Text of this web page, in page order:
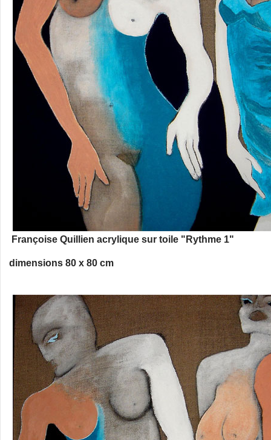
Françoise Quillien acrylique sur toile "Rythme 1"
dimensions 80 x 80 cm